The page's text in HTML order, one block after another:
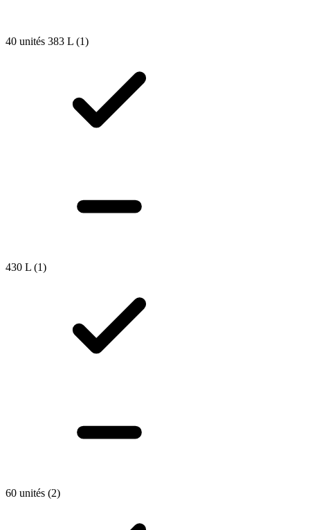
40 unités 383 L (1)
430 L (1)
60 unités (2)